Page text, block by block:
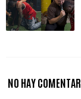
NO HAY